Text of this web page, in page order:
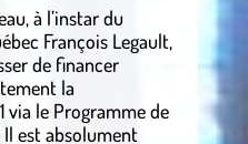
à l’instar du
François Legault,
de financer
la
via le Programme de
est absolument